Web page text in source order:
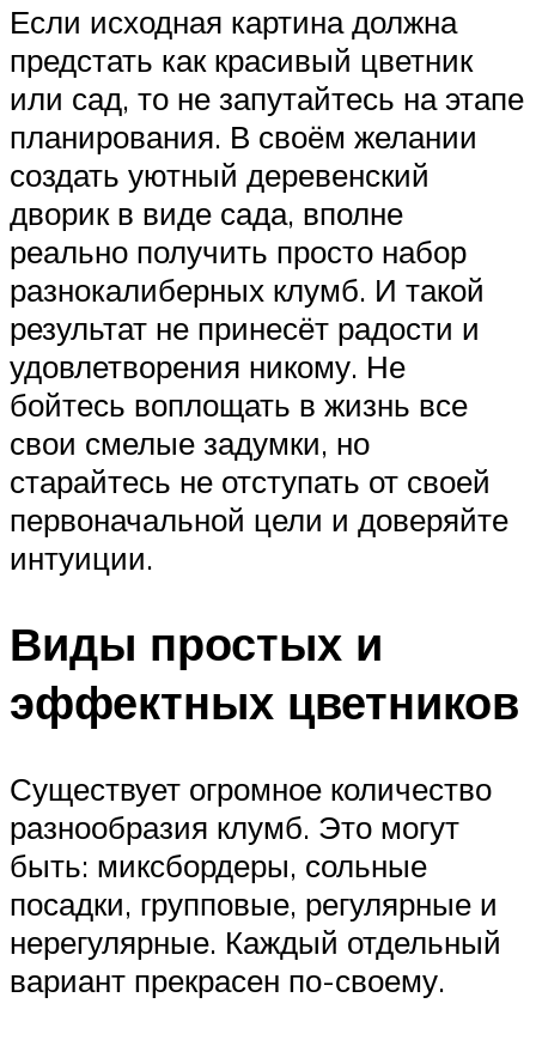
Если исходная картина должна
предстать как красивый цветник
или сад, то не запутайтесь на этапе
планирования. В своём желании
создать уютный деревенский
дворик в виде сада, вполне
реально получить просто набор
разнокалиберных клумб. И такой
результат не принесёт радости и
удовлетворения никому. Не
бойтесь воплощать в жизнь все
свои смелые задумки, но
старайтесь не отступать от своей
первоначальной цели и доверяйте
интуиции.
Виды простых и
эффектных цветников
Существует огромное количество
разнообразия клумб. Это могут
быть: миксбордеры, сольные
посадки, групповые, регулярные и
нерегулярные. Каждый отдельный
вариант прекрасен по-своему.